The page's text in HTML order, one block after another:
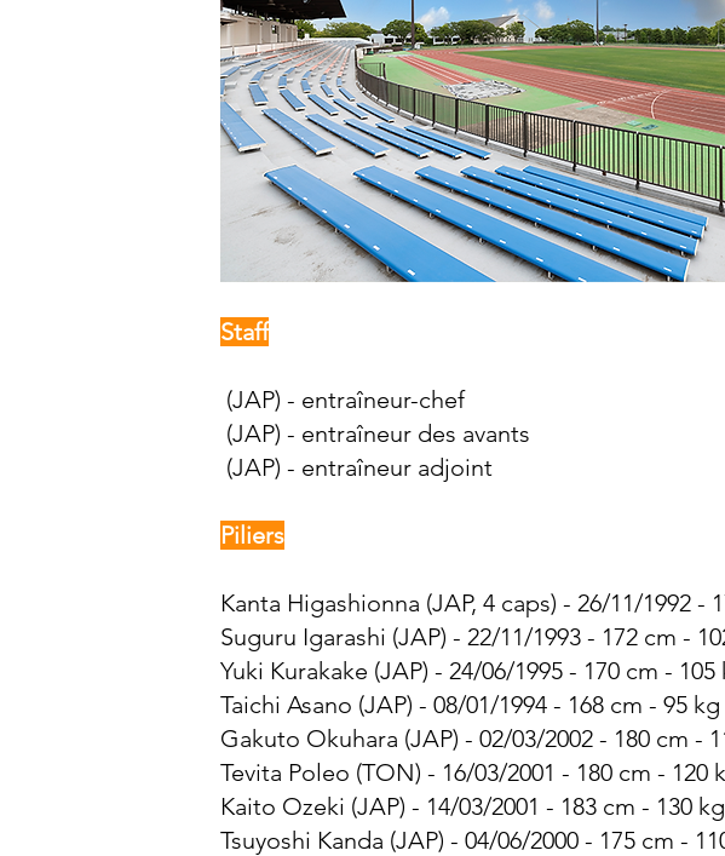
Staff
(JAP) - entraîneur-chef
(JAP) - entraîneur des avants
(JAP) - entraîneur adjoint
Piliers
Kanta Higashionna (JAP, 4 caps) - 26/11/1992 -
Suguru Igarashi (JAP) - 22/11/1993 - 172 cm -
Yuki Kurakake (JAP) - 24/06/1995 - 170 cm - 105
Taichi Asano (JAP) - 08/01/1994 - 168 cm - 95 kg
Gakuto Okuhara (JAP) - 02/03/2002 - 180 cm -
Tevita Poleo (TON) - 16/03/2001 - 180 cm - 120
Kaito Ozeki (JAP) - 14/03/2001 - 183 cm - 130 kg
Tsuyoshi Kanda (JAP) - 04/06/2000 - 175 cm -